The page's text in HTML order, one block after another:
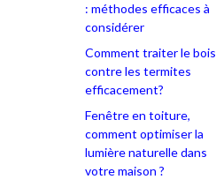
: méthodes efficaces à
considérer
Comment traiter le bois
contre les termites
efficacement?
Fenêtre en toiture,
comment optimiser la
lumière naturelle dans
votre maison ?